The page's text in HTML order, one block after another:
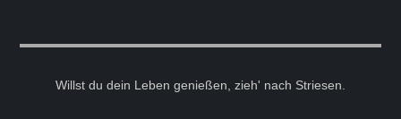
Willst du dein Leben genießen, zieh' nach Striesen.